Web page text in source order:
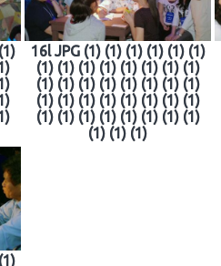
16l JPG (1) (1) (1) (1) (1) (1)
(1) (1) (1) (1) (1) (1) (1) (1)
(1) (1) (1) (1) (1) (1) (1) (1)
(1) (1) (1) (1) (1) (1) (1) (1)
(1) (1) (1) (1) (1) (1) (1) (1)
(1) (1) (1)